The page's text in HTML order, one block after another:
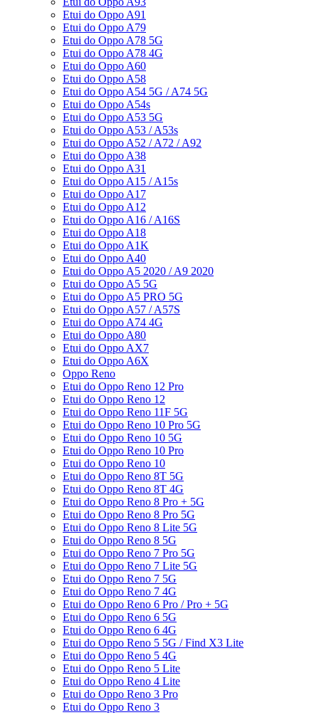
Etui do Oppo A91
Etui do Oppo A79
Etui do Oppo A78 5G
Etui do Oppo A78 4G
Etui do Oppo A60
Etui do Oppo A58
Etui do Oppo A54 5G / A74 5G
Etui do Oppo A54s
Etui do Oppo A53 5G
Etui do Oppo A53 / A53s
Etui do Oppo A52 / A72 / A92
Etui do Oppo A38
Etui do Oppo A31
Etui do Oppo A15 / A15s
Etui do Oppo A17
Etui do Oppo A12
Etui do Oppo A16 / A16S
Etui do Oppo A18
Etui do Oppo A1K
Etui do Oppo A40
Etui do Oppo A5 2020 / A9 2020
Etui do Oppo A5 5G
Etui do Oppo A5 PRO 5G
Etui do Oppo A57 / A57S
Etui do Oppo A74 4G
Etui do Oppo A80
Etui do Oppo AX7
Etui do Oppo A6X
Oppo Reno
Etui do Oppo Reno 12 Pro
Etui do Oppo Reno 12
Etui do Oppo Reno 11F 5G
Etui do Oppo Reno 10 Pro 5G
Etui do Oppo Reno 10 5G
Etui do Oppo Reno 10 Pro
Etui do Oppo Reno 10
Etui do Oppo Reno 8T 5G
Etui do Oppo Reno 8T 4G
Etui do Oppo Reno 8 Pro + 5G
Etui do Oppo Reno 8 Pro 5G
Etui do Oppo Reno 8 Lite 5G
Etui do Oppo Reno 8 5G
Etui do Oppo Reno 7 Pro 5G
Etui do Oppo Reno 7 Lite 5G
Etui do Oppo Reno 7 5G
Etui do Oppo Reno 7 4G
Etui do Oppo Reno 6 Pro / Pro + 5G
Etui do Oppo Reno 6 5G
Etui do Oppo Reno 6 4G
Etui do Oppo Reno 5 5G / Find X3 Lite
Etui do Oppo Reno 5 4G
Etui do Oppo Reno 5 Lite
Etui do Oppo Reno 4 Lite
Etui do Oppo Reno 3 Pro
Etui do Oppo Reno 3